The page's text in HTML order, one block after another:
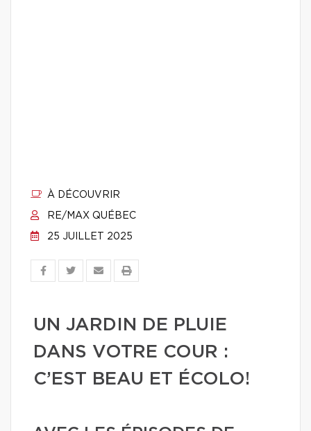
À DÉCOUVRIR
RE/MAX QUÉBEC
25 JUILLET 2025
UN JARDIN DE PLUIE
DANS VOTRE COUR :
C’EST BEAU ET ÉCOLO!